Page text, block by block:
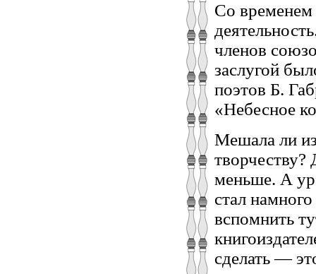
Со временем
членов
заслугой
поэтов Б.
«Небесное
Мешала ли
творчеству?
меньше. А
стал
вспомнить
сделать —